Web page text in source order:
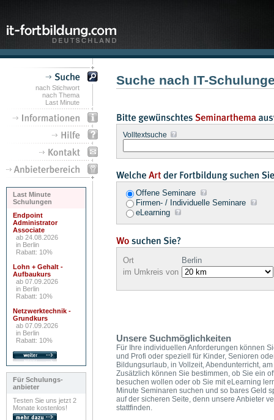
nach Stichwort
nach Thema
Last Minute
Last Minute
Schulungen
Endpoint
Administrator
Associate
ab 24.08.2026
in Berlin
Rabatt: 10%
Lohn + Gehalt -
Aufbaukurs
ab 07.09.2026
in Berlin
Rabatt: 10%
Netzwerktechnik -
Grundkurs
ab 07.09.2026
in Berlin
Rabatt: 10%
Für Schulungs-
anbieter
Testen Sie uns jetzt 2
Monate kostenlos!
Suche nach IT-
Volltextsuche
Offene Seminare
Firmen- / Individuelle Seminare
eLearning
Ort
Berlin
im Umkreis von
Unsere Suchmöglichkeiten
Für Ihre individuellen Anforderungen können
und Profi oder speziell für Kinder, Senioren
Bildungsurlaub, in Vollzeit, Abendunterricht,
Zusätzlich können Sie bestimmen, ob Sie ein
besuchen wollen oder ob Sie mit eLearning
Minute Seminaren suchen und so bares Geld
auf der sicheren Seite, denn unsere Anbieter
stattfinden.